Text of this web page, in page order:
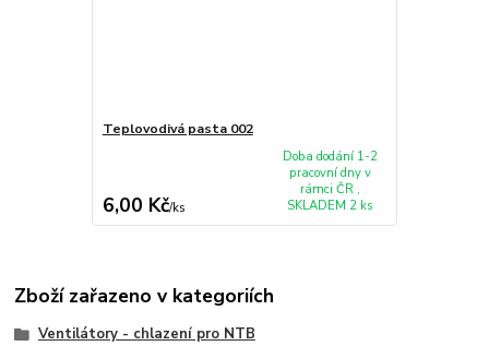
Teplovodivá pasta 002
6,00 Kč/ks
Doba dodání 1-2
pracovní dny v
rámci ČR ,
SKLADEM 2 ks
Zboží zařazeno v kategoriích
Ventilátory - chlazení pro NTB